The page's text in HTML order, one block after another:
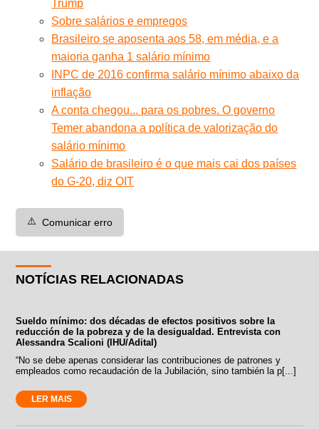
Trump
Sobre salários e empregos
Brasileiro se aposenta aos 58, em média, e a
maioria ganha 1 salário mínimo
INPC de 2016 confirma salário mínimo abaixo da
inflação
A conta chegou... para os pobres. O governo
Temer abandona a política de valorização do
salário mínimo
Salário de brasileiro é o que mais cai dos países
do G-20, diz OIT
⚠️ Comunicar erro
NOTÍCIAS RELACIONADAS
Sueldo mínimo: dos décadas de efectos positivos sobre la
reducción de la pobreza y de la desigualdad. Entrevista con
Alessandra Scalioni (IHU/Adital)
“No se debe apenas considerar las contribuciones de patrones y
empleados como recaudación de la Jubilación, sino también la p[...]
LER MAIS